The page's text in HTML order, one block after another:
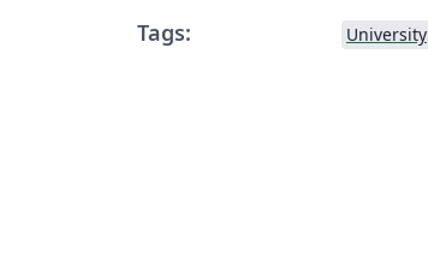
Tags:
University